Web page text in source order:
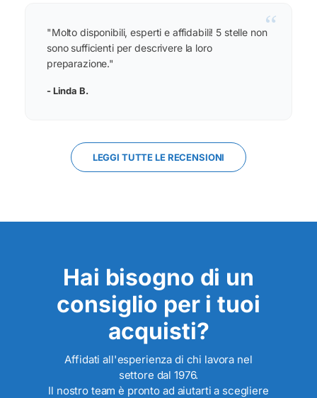
“
"Molto disponibili, esperti e affidabili! 5 stelle non
sono sufficienti per descrivere la loro
preparazione."
- Linda B.
LEGGI TUTTE LE RECENSIONI
Hai bisogno di un
consiglio per i tuoi
acquisti?
Affidati all'esperienza di chi lavora nel
settore dal 1976.
Il nostro team è pronto ad aiutarti a scegliere